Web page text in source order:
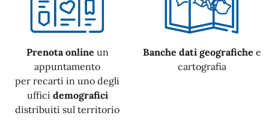
Prenota online un
appuntamento
per recarti in uno degli
uffici demografici
distribuiti sul territorio
Banche dati geografiche e
cartografia